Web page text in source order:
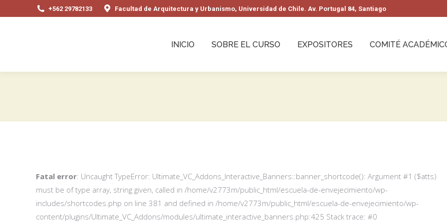
+562 29782133 Facultad de Arquitectura y Urbanismo, Universidad de Chile. Av. Portugal 84, Santiago
INICIO SOBRE EL CURSO EXPOSITORES COMITÉ
Fatal error: Uncaught TypeError: Ultimate_VC_Addons_Interactive_Banners::banner_shortcode(): Argument #1 ($atts)
must be of type array, string given, called in /home/v2773m/public_html/escuela-de-envejecimiento/wp-
includes/shortcodes.php on line 381 and defined in /home/v2773m/public_html/escuela-de-envejecimiento/wp-
content/plugins/Ultimate_VC_Addons/modules/ultimate_interactive_banners.php:425 Stack trace: #0